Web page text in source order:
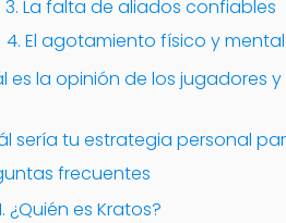
3. La falta de aliados confiables
4. El agotamiento físico y mental
es la opinión de los jugadores
sería tu estrategia personal
frecuentes
¿Quién es Kratos?